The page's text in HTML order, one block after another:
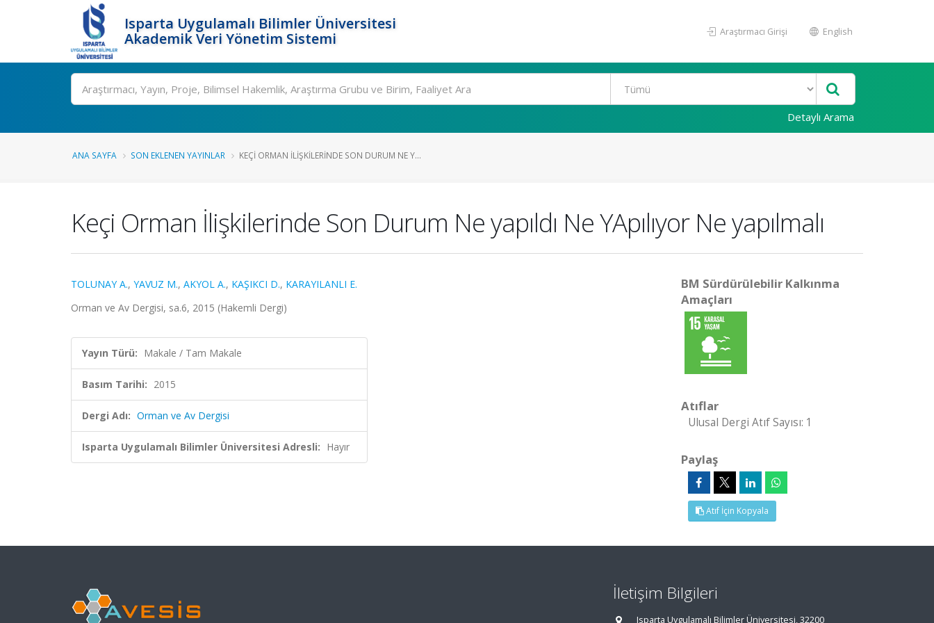
Isparta Uygulamalı Bilimler Üniversitesi
Akademik Veri Yönetim Sistemi
Araştırmacı Girişi English
Ara
Detaylı Arama
ANA SAYFA SON EKLENEN YAYINLAR KEÇI ORMAN İLIŞKILERINDE SON DURUM NE Y...
Keçi Orman İlişkilerinde Son Durum Ne yapıldı Ne YApılıyor Ne yapılmalı
TOLUNAY A., YAVUZ M., AKYOL A., KAŞIKCI D., KARAYILANLI E.
Orman ve Av Dergisi, sa.6, 2015 (Hakemli Dergi)
Yayın Türü: Makale / Tam Makale
Basım Tarihi: 2015
Dergi Adı: Orman ve Av Dergisi
Isparta Uygulamalı Bilimler Üniversitesi Adresli: Hayır
BM Sürdürülebilir Kalkınma
Amaçları
Atıflar
Ulusal Dergi Atıf Sayısı: 1
Paylaş
Atıf İçin Kopyala
İletişim Bilgileri
Isparta Uygulamalı Bilimler Üniversitesi, 32200